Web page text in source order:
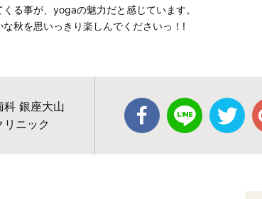
る事が、yogaの魅力だと感じています。
秋を思いっきり楽しんでくださいっ！!
科 銀座大山
ニック